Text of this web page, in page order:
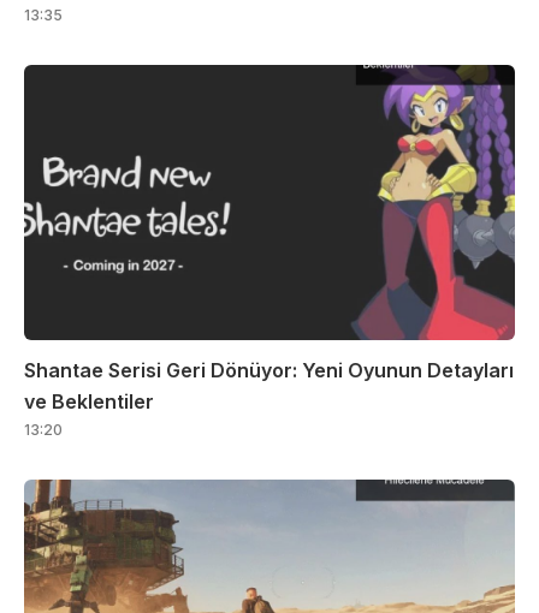
13:35
Shantae Serisi Geri Dönüyor: Yeni Oyunun Detayları
ve Beklentiler
13:20